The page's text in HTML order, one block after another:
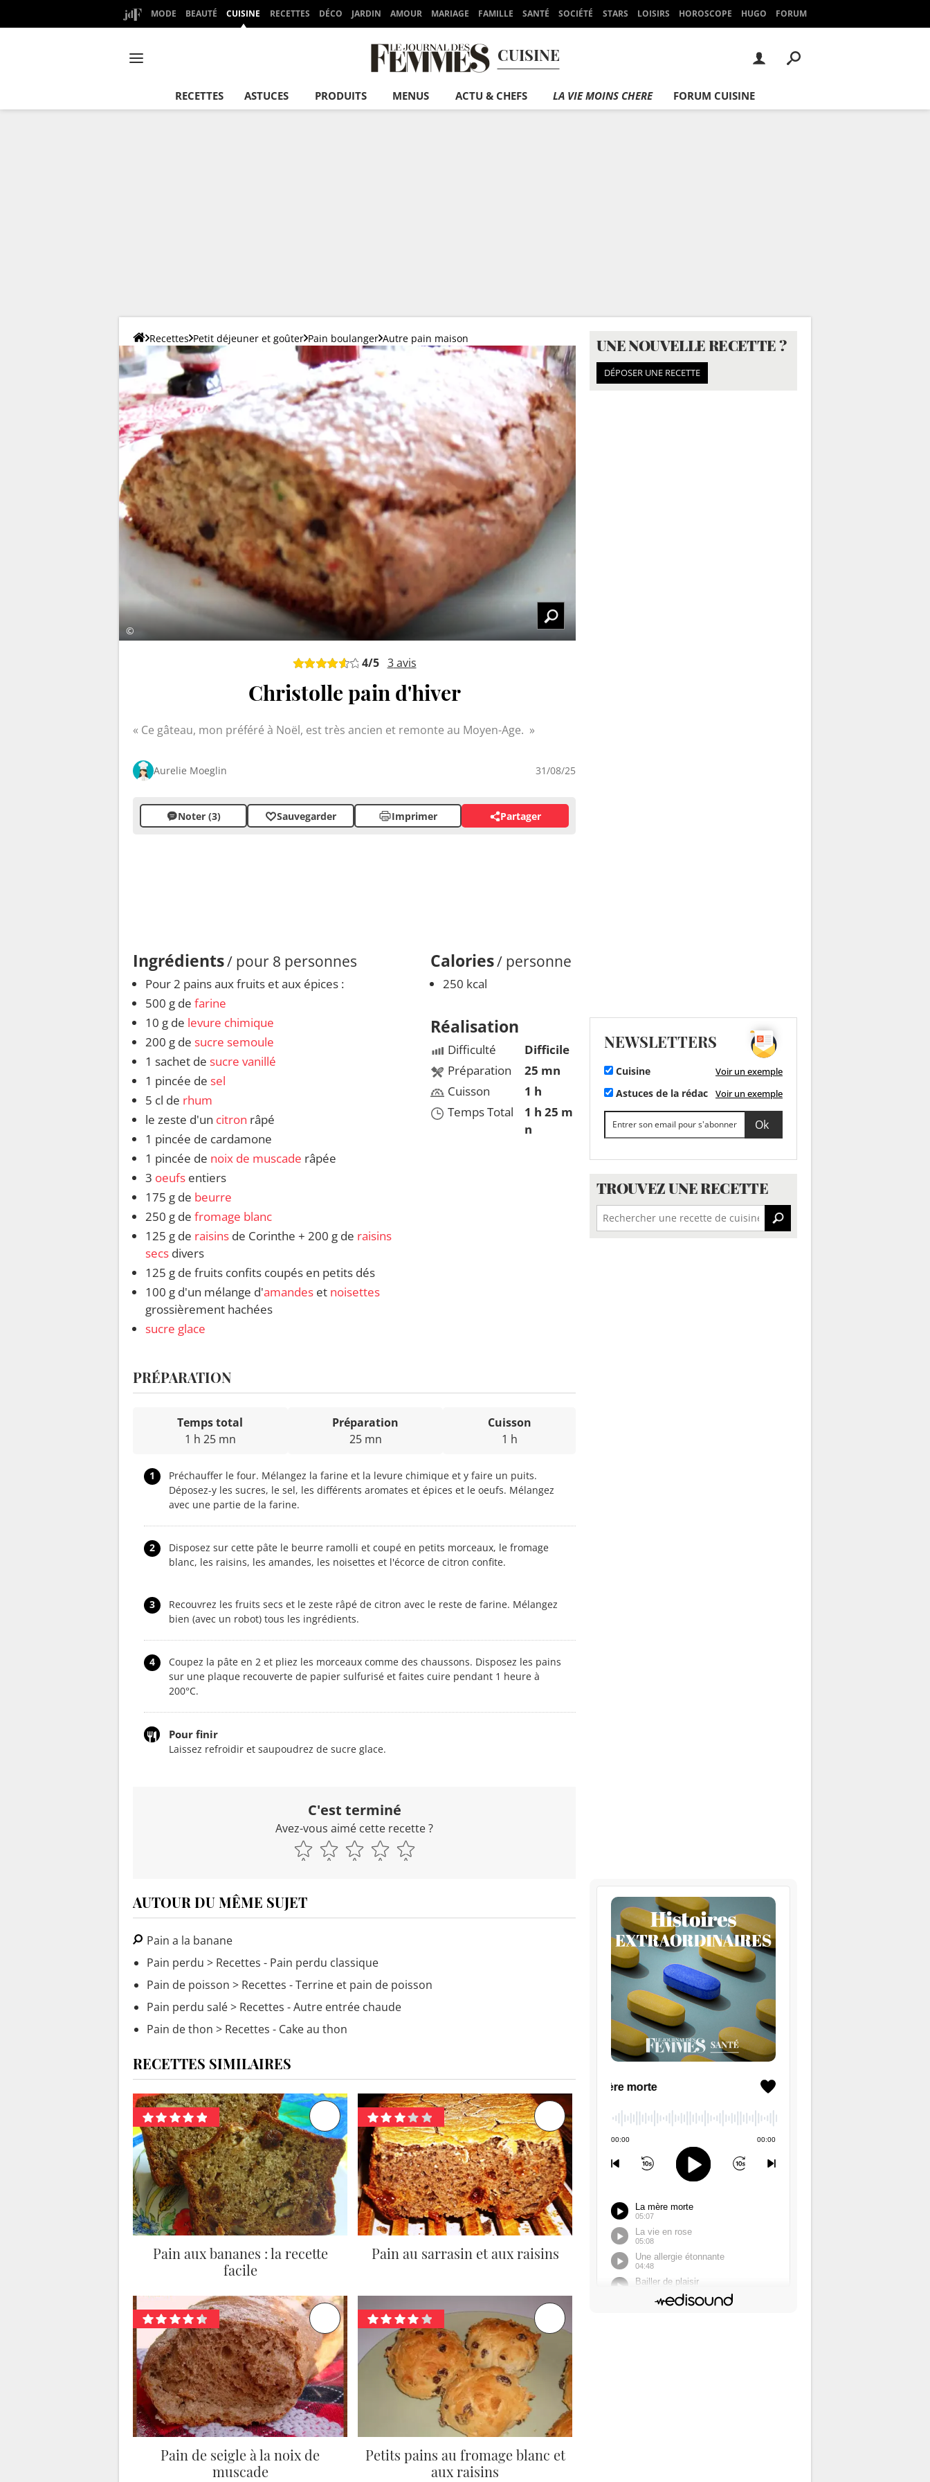
MODE BEAUTÉ CUISINE RECETTES DÉCO JARDIN AMOUR MARIAGE FAMILLE SANTÉ SOCIÉTÉ STARS LOISIRS HOROSCOPE HUGO FORUM
CUISINE
RECETTES ASTUCES PRODUITS MENUS ACTU & CHEFS LA VIE MOINS CHERE FORUM CUISINE
Recettes Petit déjeuner et goûter Pain boulanger Autre pain maison
©
4/5 3avis
Christolle pain d'hiver
Ce gâteau, mon préféré à Noël, est très ancien et remonte au Moyen-Age.
Aurelie Moeglin 31/08/25
Noter (3) Sauvegarder Imprimer Partager
Ingrédients/ pour 8 personnes
Pour 2 pains aux fruits et aux épices :
500 g de farine
10 g de levure chimique
200 g de sucre semoule
1 sachet de sucre vanillé
1 pincée de sel
5 cl de rhum
le zeste d'un citron râpé
1 pincée de cardamone
1 pincée de noix de muscade râpée
3 oeufs entiers
175 g de beurre
250 g de fromage blanc
125 g de raisins de Corinthe + 200 g de raisins
secs divers
125 g de fruits confits coupés en petits dés
100 g d'un mélange d'amandes et noisettes
grossièrement hachées
sucre glace
Calories/ personne
250 kcal
Réalisation
Difficulté
Préparation
Cuisson
Temps Total
Difficile
25 mn
1 h
1 h 25 m
n
PRÉPARATION
Temps total
1 h 25 mn
Préparation
25 mn
Cuisson
1 h
1
Préchauffer le four. Mélangez la farine et la levure chimique et y faire un puits.
Déposez-y les sucres, le sel, les différents aromates et épices et le oeufs. Mélangez
avec une partie de la farine.
2
Disposez sur cette pâte le beurre ramolli et coupé en petits morceaux, le fromage
blanc, les raisins, les amandes, les noisettes et l'écorce de citron confite.
3
Recouvrez les fruits secs et le zeste râpé de citron avec le reste de farine. Mélangez
bien (avec un robot) tous les ingrédients.
4
Coupez la pâte en 2 et pliez les morceaux comme des chaussons. Disposez les pains
sur une plaque recouverte de papier sulfurisé et faites cuire pendant 1 heure à
200°C.
Pour finir
Laissez refroidir et saupoudrez de sucre glace.
C'est terminé
Avez-vous aimé cette recette ?
AUTOUR DU MÊME SUJET
Pain a la banane
Pain perdu > Recettes - Pain perdu classique
Pain de poisson > Recettes - Terrine et pain de poisson
Pain perdu salé> Recettes - Autre entrée chaude
Pain de thon > Recettes - Cake au thon
RECETTES SIMILAIRES
Pain aux bananes : la recette
facile
Pain au sarrasin et aux raisins
Pain de seigle à la noix de
muscade
Petits pains au fromage blanc et
aux raisins
UNE NOUVELLE RECETTE ?
DÉPOSER UNE RECETTE
NEWSLETTERS
Cuisine Voir un exemple
Astuces de la rédac Voir un exemple
TROUVEZ UNE RECETTE